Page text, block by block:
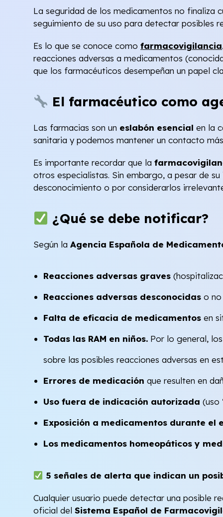
La seguridad de los medicamentos no finaliza
seguimiento de su uso para detectar posibles
Es lo que se conoce comofarmacovigilancia
reacciones adversas a medicamentos
que los farmacéuticos desempeñan un papel
El farmacéutico como
Las farmacias son un eslabón esencial en la
sanitaria y podemos mantener un contacto
Es importante recordar que la
otros especialistas. Sin embargo, a pesar de
desconocimiento o por considerarlos
¿Qué se debe notificar?
Según laAgencia Española de
Reacciones adversas graves
Reacciones adversas desconocidas o
Falta de eficacia de medicamentos en
Todas las RAM en niños. Por lo general,
sobre las posibles reacciones adversas en
Errores de medicación que resulten en
Uso fuera de indicación autorizada (uso
Exposición a medicamentos durante el
Los medicamentos homeopáticos y
5 señales de alerta que indican un
Cualquier usuario puede detectar una posible
oficial delSistema Español de